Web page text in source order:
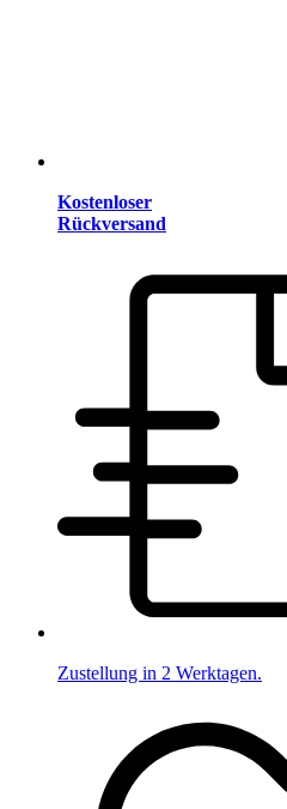
Kostenloser
Rückversand
Zustellung in 2 Werktagen.